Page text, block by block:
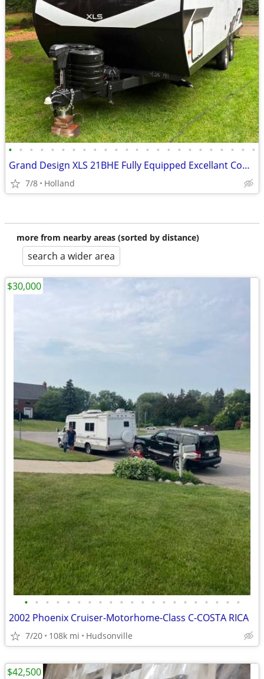
• • • • • • • • • • • • • • • • • • • • • • • •
Grand Design XLS 21BHE Fully Equipped Excellant Conditio
7/8 Holland
more from nearby areas (sorted by distance)
search a wider area
• • • • • • • • • • • • • • • • • • • • •
2002 Phoenix Cruiser-Motorhome-Class C-COSTA RICA
7/20 108k mi Hudsonville
$30,000
$42,500